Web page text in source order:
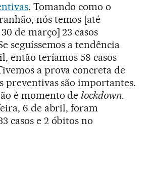
. Tomando como o
nós temos [até
de março] 23 casos
seguíssemos a tendência
então teríamos 58 casos
a prova concreta de
preventivas são importantes.
é momento de lockdown.
6 de abril, foram
casos e 2 óbitos no